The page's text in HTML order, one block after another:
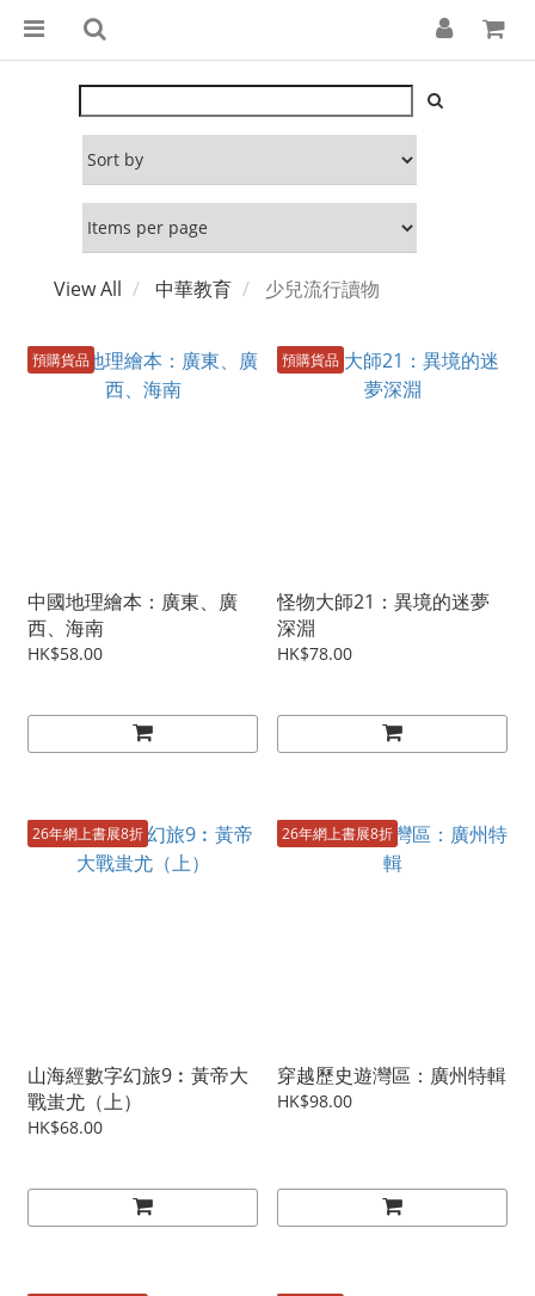
View All 中華教育 少兒流行讀物
預購貨品
中國地理繪本：廣東、廣
西、海南
HK$58.00
預購貨品
怪物大師21：異境的迷夢
深淵
HK$78.00
26年網上書展8折
山海經數字幻旅9︰黃帝大
戰蚩尤（上）
HK$68.00
26年網上書展8折
穿越歷史遊灣區：廣州特輯
HK$98.00